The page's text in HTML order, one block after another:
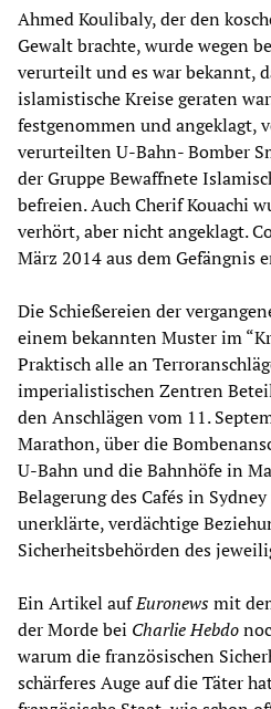
Ahmed Koulibaly, der den
Gewalt brachte, wurde wegen
verurteilt und es war bekannt,
islamistische Kreise geraten
festgenommen und angeklagt,
verurteilten U-Bahn- Bomber
der Gruppe Bewaffnete
befreien. Auch Cherif Kouachi
verhört, aber nicht angeklagt.
März 2014 aus dem Gefängnis
Die Schießereien der
einem bekannten Muster im
Praktisch alle an
imperialistischen Zentren
den Anschlägen vom 11.
Marathon, über die
U-Bahn und die Bahnhöfe in
Belagerung des Cafés in
unerklärte, verdächtige
Sicherheitsbehörden des
Ein Artikel aufEuronewsmit
der Morde bei Charlie Hebdo
warum die französischen
schärferes Auge auf die Täter